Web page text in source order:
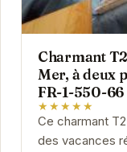
Charmant
Mer, à deux
FR-1-550-66
★★★★★
Ce charmant
des vacances